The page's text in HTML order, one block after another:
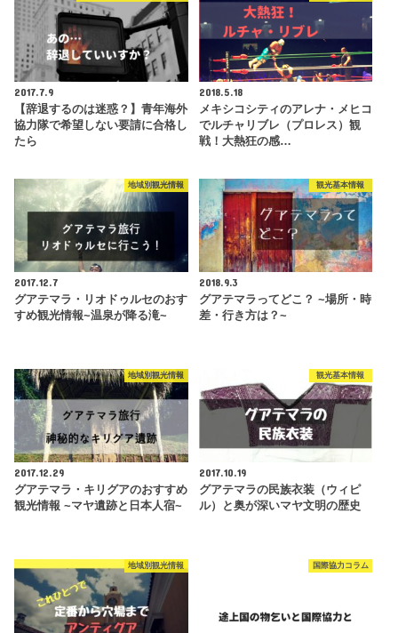
2017.7.9
【辞退するのは迷惑？】青年海外
協力隊で希望しない要請に合格し
たら
2018.5.18
メキシコシティのアレナ・メヒコ
でルチャリブレ（プロレス）観
戦！大熱狂の感…
地域別観光情報
2017.12.7
グアテマラ・リオドゥルセのおす
すめ観光情報~温泉が降る滝~
観光基本情報
2018.9.3
グアテマラってどこ？ ~場所・時
差・行き方は？~
地域別観光情報
2017.12.29
グアテマラ・キリグアのおすすめ
観光情報 ~マヤ遺跡と日本人宿~
観光基本情報
2017.10.19
グアテマラの民族衣装（ウィピ
ル）と奥が深いマヤ文明の歴史
地域別観光情報 国際協力コラム